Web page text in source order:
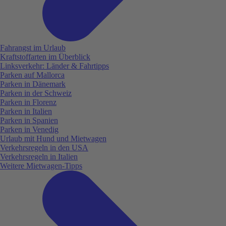
Fahrangst im Urlaub
Kraftstoffarten im Überblick
Linksverkehr: Länder & Fahrtipps
Parken auf Mallorca
Parken in Dänemark
Parken in der Schweiz
Parken in Florenz
Parken in Italien
Parken in Spanien
Parken in Venedig
Urlaub mit Hund und Mietwagen
Verkehrsregeln in den USA
Verkehrsregeln in Italien
Weitere Mietwagen-Tipps